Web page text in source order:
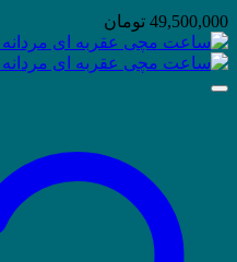
49,500,000 تومان